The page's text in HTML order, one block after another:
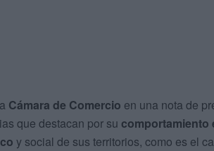
Cámara de Comercio en una nota de
que destacan por su comportamiento
y social de sus territorios, como es el